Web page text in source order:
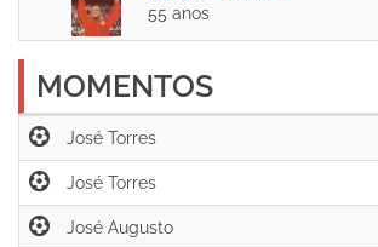
55 anos
MOMENTOS